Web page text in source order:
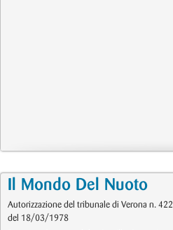
Il Mondo Del Nuoto
Autorizzazione del tribunale di Verona n. 422
del 18/03/1978